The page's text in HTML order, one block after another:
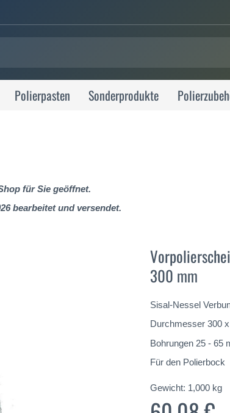
Polierpasten Sonderprodukte
für Sie geöffnet.
bearbeitet und versendet.
300 mm
Sisal-Nessel
Durchmesser 300
Bohrungen 25 - 65
Für den Polierbock
Gewicht: 1,000 kg